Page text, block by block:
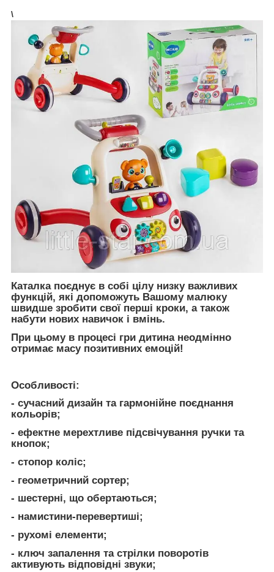
\
Каталка поєднує в собі цілу низку важливих
функцій, які допоможуть Вашому малюку
швидше зробити свої перші кроки, а також
набути нових навичок і вмінь.
При цьому в процесі гри дитина неодмінно
отримає масу позитивних емоцій!
Особливості:
- сучасний дизайн та гармонійне поєднання
кольорів;
- ефектне мерехтливе підсвічування ручки та
кнопок;
- стопор коліс;
- геометричний сортер;
- шестерні, що обертаються;
- намистини-перевертиші;
- рухомі елементи;
- ключ запалення та стрілки поворотів
активують відповідні звуки;